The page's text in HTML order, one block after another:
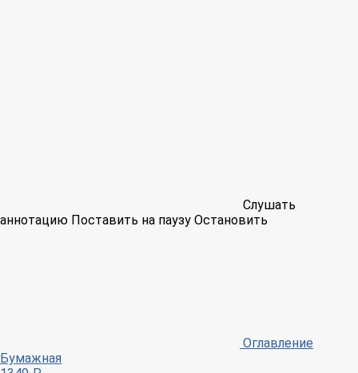
Слушать
аннотацию Поставить на паузу Остановить
Оглавление
Бумажная